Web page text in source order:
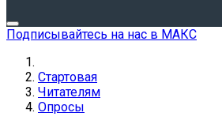
Подписывайтесь на нас в МАКС
Стартовая
Читателям
Опросы